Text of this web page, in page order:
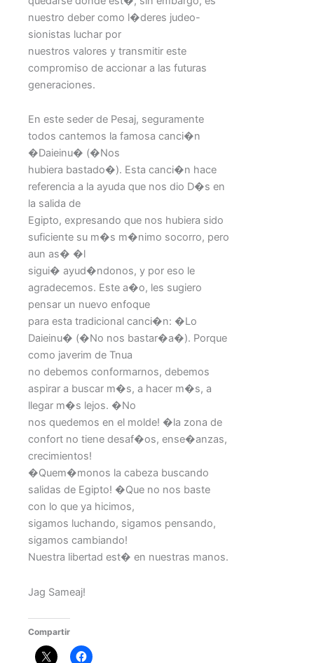
nuestro deber como l�deres judeo-
sionistas luchar por
nuestros valores y transmitir este
compromiso de accionar a las futuras
generaciones.
En este seder de Pesaj, seguramente
todos cantemos la famosa canci�n
�Daieinu� (�Nos
hubiera bastado�). Esta canci�n hace
referencia a la ayuda que nos dio D�s en
la salida de
Egipto, expresando que nos hubiera sido
suficiente su m�s m�nimo socorro, pero
aun as� �l
sigui� ayud�ndonos, y por eso le
agradecemos. Este a�o, les sugiero
pensar un nuevo enfoque
para esta tradicional canci�n: �Lo
Daieinu� (�No nos bastar�a�). Porque
como javerim de Tnua
no debemos conformarnos, debemos
aspirar a buscar m�s, a hacer m�s, a
llegar m�s lejos. �No
nos quedemos en el molde! �la zona de
confort no tiene desaf�os, ense�anzas,
crecimientos!
�Quem�monos la cabeza buscando
salidas de Egipto! �Que no nos baste
con lo que ya hicimos,
sigamos luchando, sigamos pensando,
sigamos cambiando!
Nuestra libertad est� en nuestras manos.
Jag Sameaj!
Compartir